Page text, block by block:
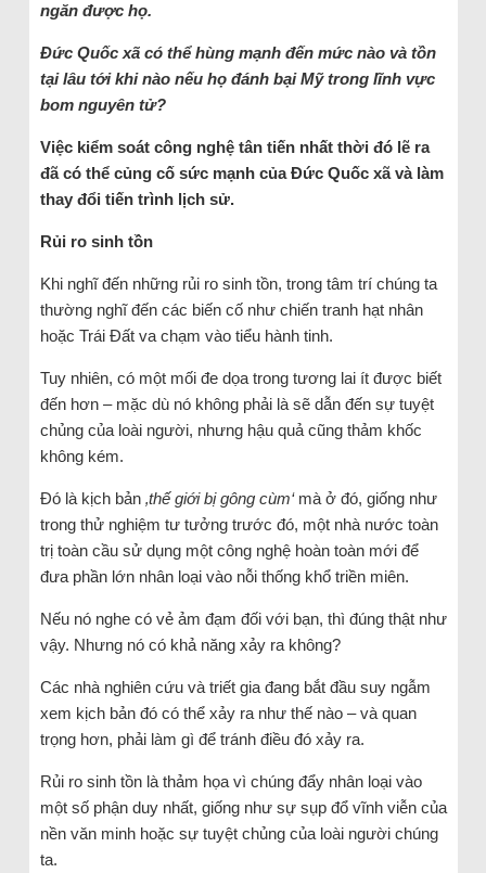
ngăn được họ.
Đức Quốc xã có thể hùng mạnh đến mức nào và tồn
tại lâu tới khi nào nếu họ đánh bại Mỹ trong lĩnh vực
bom nguyên tử?
Việc kiểm soát công nghệ tân tiến nhất thời đó lẽ ra
đã có thể củng cố sức mạnh của Đức Quốc xã và làm
thay đổi tiến trình lịch sử.
Rủi ro sinh tồn
Khi nghĩ đến những rủi ro sinh tồn, trong tâm trí chúng ta
thường nghĩ đến các biến cố như chiến tranh hạt nhân
hoặc Trái Đất va chạm vào tiểu hành tinh.
Tuy nhiên, có một mối đe dọa trong tương lai ít được biết
đến hơn – mặc dù nó không phải là sẽ dẫn đến sự tuyệt
chủng của loài người, nhưng hậu quả cũng thảm khốc
không kém.
Đó là kịch bản ‚thế giới bị gông cùm‘mà ở đó, giống như
trong thử nghiệm tư tưởng trước đó, một nhà nước toàn
trị toàn cầu sử dụng một công nghệ hoàn toàn mới để
đưa phần lớn nhân loại vào nỗi thống khổ triền miên.
Nếu nó nghe có vẻ ảm đạm đối với bạn, thì đúng thật như
vậy. Nhưng nó có khả năng xảy ra không?
Các nhà nghiên cứu và triết gia đang bắt đầu suy ngẫm
xem kịch bản đó có thể xảy ra như thế nào – và quan
trọng hơn, phải làm gì để tránh điều đó xảy ra.
Rủi ro sinh tồn là thảm họa vì chúng đẩy nhân loại vào
một số phận duy nhất, giống như sự sụp đổ vĩnh viễn của
nền văn minh hoặc sự tuyệt chủng của loài người chúng
ta.